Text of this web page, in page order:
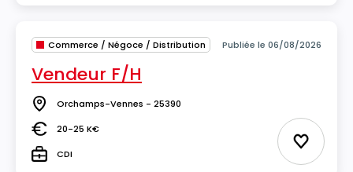
Commerce / Négoce / Distribution Publiée le 06/08/2026
Vendeur F/H
Lieu Orchamps-Vennes - 25390
Salaire20-25 K€
TypeCDI Ajouter